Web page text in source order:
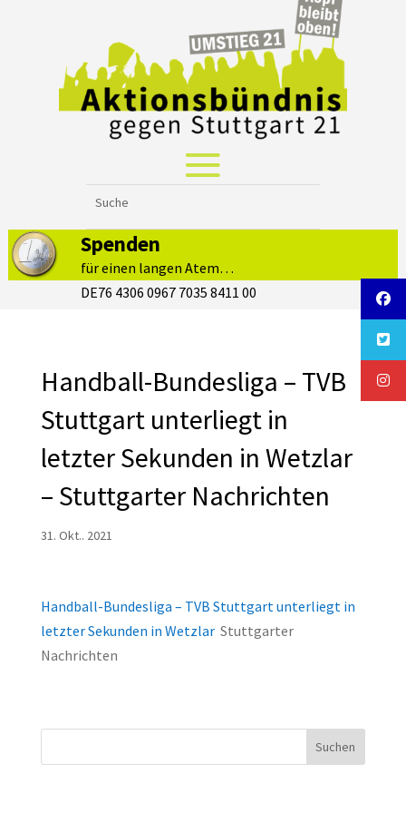
Spenden
für einen langen Atem…
DE76 4306 0967 7035 8411 00
Handball-Bundesliga – TVB
Stuttgart unterliegt in
letzter Sekunden in Wetzlar
– Stuttgarter Nachrichten
31. Okt.. 2021
Handball-Bundesliga – TVB Stuttgart unterliegt in
letzter Sekunden in Wetzlar Stuttgarter
Nachrichten
Suchen